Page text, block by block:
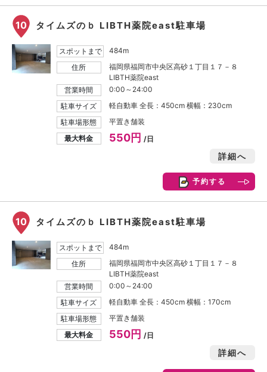
10 タイムズのｂ LIBTH薬院east駐車場
スポットまで
484m
住所
福岡県福岡市中央区高砂１丁目１７－８
LIBTH薬院east
営業時間
0:00～24:00
駐車サイズ
軽自動車 全長：450cm 横幅：230cm
駐車場形態
平置き舗装
最大料金
550円/日
詳細へ
予約する
10 タイムズのｂ LIBTH薬院east駐車場
スポットまで
484m
住所
福岡県福岡市中央区高砂１丁目１７－８
LIBTH薬院east
営業時間
0:00～24:00
駐車サイズ
軽自動車 全長：450cm 横幅：170cm
駐車場形態
平置き舗装
最大料金
550円 /日
詳細へ